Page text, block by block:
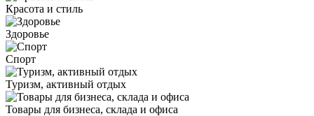
Красота и стиль
Здоровье
Спорт
Туризм, активный отдых
Товары для бизнеса, склада и офиса